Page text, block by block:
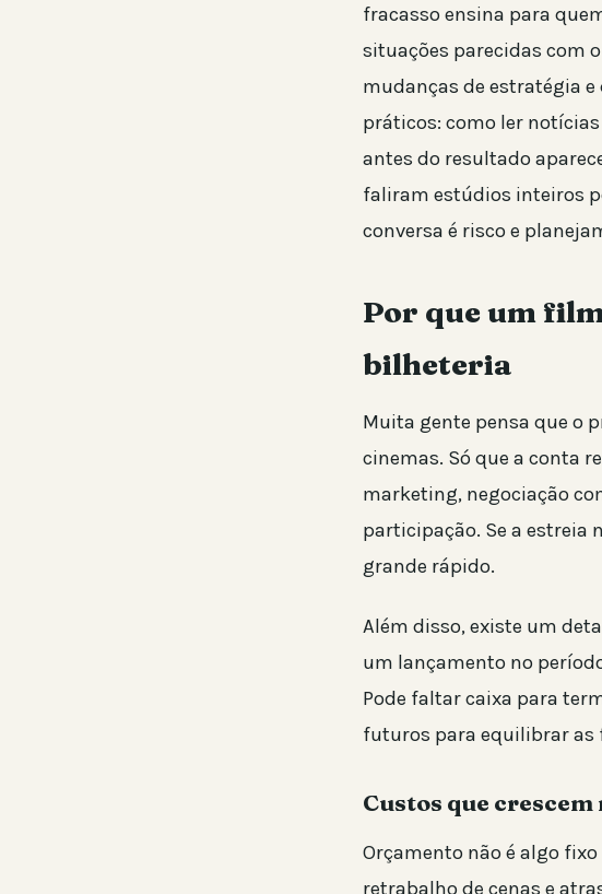
fracasso ensina para
situações parecidas com
mudanças de estratégia
práticos: como ler
antes do resultado
faliram estúdios inteiros
conversa é risco e
Por que um
bilheteria
Muita gente pensa que o
cinemas. Só que a conta
marketing, negociação
participação. Se a estreia
grande rápido.
Além disso, existe um
um lançamento no
Pode faltar caixa para
futuros para equilibrar as
Custos que
Orçamento não é algo
retrabalho de cenas e